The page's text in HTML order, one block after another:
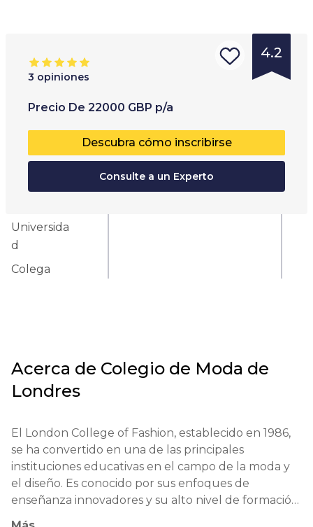
4.2
3 opiniones
Precio De 22000 GBP p/a
Descubra cómo inscribirse
Consulte a un Experto
Tipo de
Universida
d
Colega
Rango de edades
17+
Acerca de Colegio de Moda de
Londres
El London College of Fashion, establecido en 1986,
se ha convertido en una de las principales
instituciones educativas en el campo de la moda y
el diseño. Es conocido por sus enfoques de
enseñanza innovadores y su alto nivel de formación